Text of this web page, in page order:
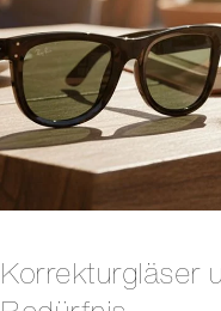
Korrekturgläser und Sonnengläser für jedes